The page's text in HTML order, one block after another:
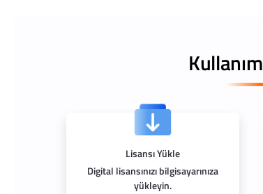
Lisansı Yükle
Digital lisansınızı bilgisayarınıza
yükleyin.